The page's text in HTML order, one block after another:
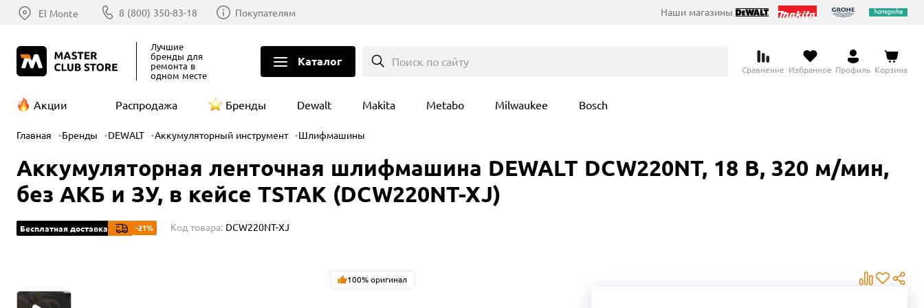
El Monte 8 (800) 350-83-18 Покупателям Наши магазины
Лучшие
бренды для
ремонта в
одном месте
Каталог Поиск по сайту
Сравнение Избранное Профиль Корзина
Акции Распродажа Бренды Dewalt Makita Metabo Milwaukee Bosch
Главная Бренды DEWALT Аккумуляторный инструмент Шлифмашины
Аккумуляторная ленточная шлифмашина DEWALT DCW220NT, 18 В, 320 м/мин,
без АКБ и ЗУ, в кейсе TSTAK (DCW220NT-XJ)
Бесплатная доставка -21% Код товара: DCW220NT-XJ
100% оригинал